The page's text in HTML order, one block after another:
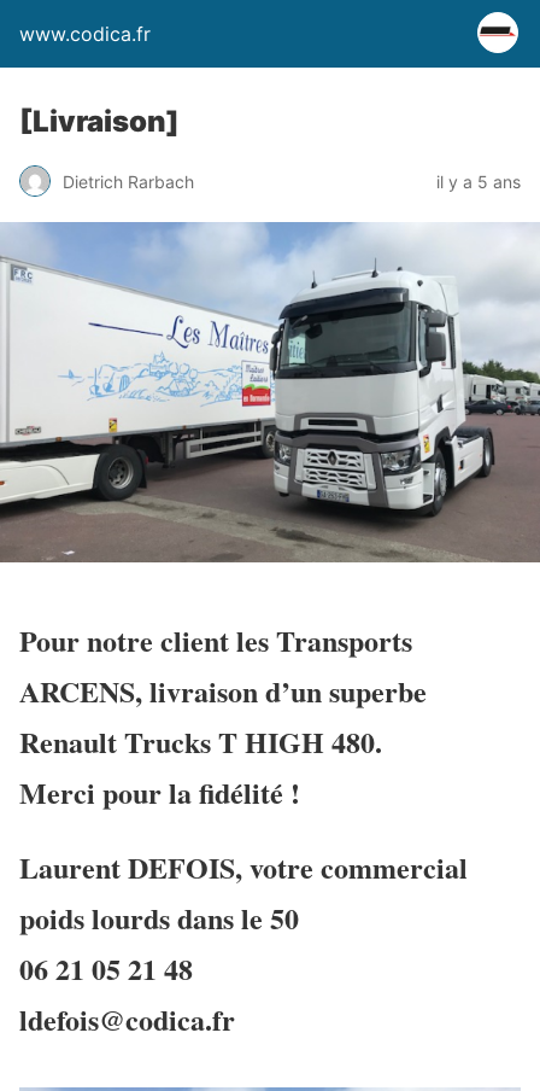
www.codica.fr
[Livraison]
Dietrich Rarbach il y a 5 ans
Pour notre client les Transports
ARCENS, livraison d’un superbe
Renault Trucks T HIGH 480.
Merci pour la fidélité !
Laurent DEFOIS, votre commercial
poids lourds dans le 50
06 21 05 21 48
ldefois@codica.fr